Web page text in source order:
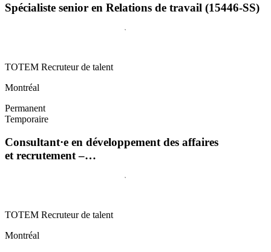
Spécialiste senior en Relations de travail (15446-SS)
TOTEM Recruteur de talent
Montréal
Permanent
Temporaire
Consultant·e en développement des affaires
et recrutement –…
TOTEM Recruteur de talent
Montréal